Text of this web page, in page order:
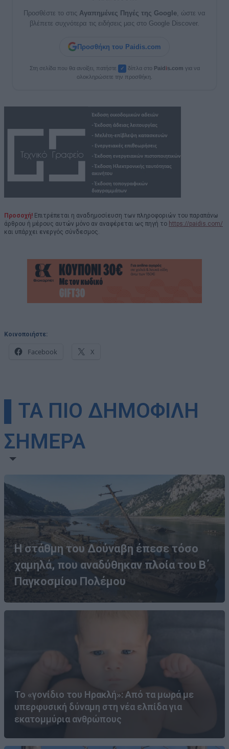
Προσθέστε το στις Αγαπημένες Πηγές της Google , ώστε να
βλέπετε συχνότερα τις ειδήσεις μας στο Google Discover.
Προσθήκη του Paidis.com
Στη σελίδα που θα ανοίξει, πατήστε ✓ δίπλα στο Paidis.com για να
ολοκληρώσετε την προσθήκη.
Προσοχή! Επιτρέπεται η αναδημοσίευση των πληροφοριών του παραπάνω
άρθρου ή μέρους αυτών μόνο αν αναφέρεται ως πηγή το https://paidis.com/
και υπάρχει ενεργός σύνδεσμος.
Κοινοποιήστε:
Facebook X
▌ΤΑ ΠΙΟ ΔΗΜΟΦΙΛΗ
ΣΗΜΕΡΑ
Η στάθμη του Δούναβη έπεσε τόσο
χαμηλά, που αναδύθηκαν πλοία του Β΄
Παγκοσμίου Πολέμου
Το «γονίδιο του Ηρακλή»: Από τα μωρά με
υπερφυσική δύναμη στη νέα ελπίδα για
εκατομμύρια ανθρώπους